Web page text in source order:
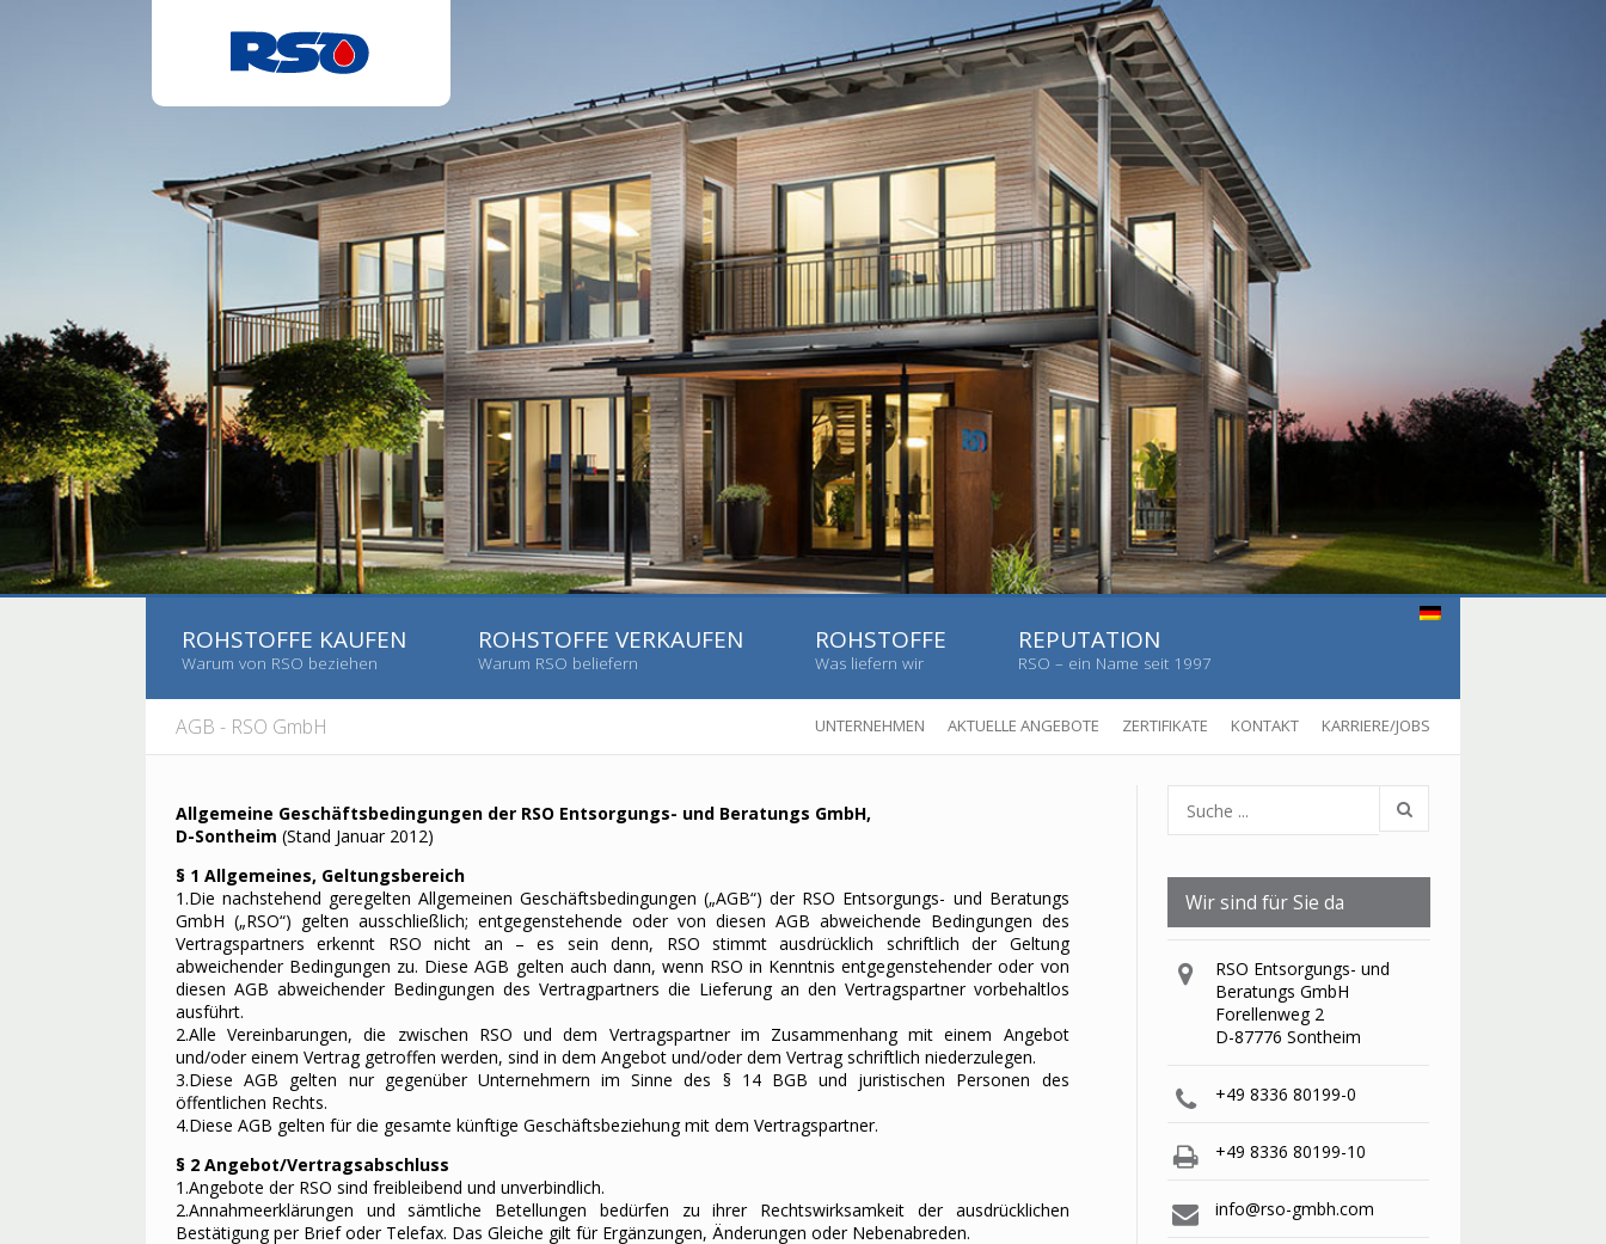
ROHSTOFFE KAUFEN
Warum von RSO beziehen
ROHSTOFFE VERKAUFEN
Warum RSO beliefern
ROHSTOFFE
Was liefern wir
REPUTATION
RSO – ein Name seit 1997
AGB - RSO GmbH UNTERNEHMEN AKTUELLE ANGEBOTE ZERTIFIKATE KONTAKT KARRIERE/JOBS
Allgemeine Geschäftsbedingungen der RSO Entsorgungs- und Beratungs GmbH,
D-Sontheim (Stand Januar 2012)
§ 1 Allgemeines, Geltungsbereich
1.Die nachstehend geregelten Allgemeinen Geschäftsbedingungen („AGB“) der RSO Entsorgungs- und Beratungs
GmbH („RSO“) gelten ausschließlich; entgegenstehende oder von diesen AGB abweichende Bedingungen des
Vertragspartners erkennt RSO nicht an – es sein denn, RSO stimmt ausdrücklich schriftlich der Geltung
abweichender Bedingungen zu. Diese AGB gelten auch dann, wenn RSO in Kenntnis entgegenstehender oder von
diesen AGB abweichender Bedingungen des Vertragpartners die Lieferung an den Vertragspartner vorbehaltlos
ausführt.
2.Alle Vereinbarungen, die zwischen RSO und dem Vertragspartner im Zusammenhang mit einem Angebot
und/oder einem Vertrag getroffen werden, sind in dem Angebot und/oder dem Vertrag schriftlich niederzulegen.
3.Diese AGB gelten nur gegenüber Unternehmern im Sinne des § 14 BGB und juristischen Personen des
öffentlichen Rechts.
4.Diese AGB gelten für die gesamte künftige Geschäftsbeziehung mit dem Vertragspartner.
§ 2 Angebot/Vertragsabschluss
1.Angebote der RSO sind freibleibend und unverbindlich.
2.Annahmeerklärungen und sämtliche Betellungen bedürfen zu ihrer Rechtswirksamkeit der ausdrücklichen
Bestätigung per Brief oder Telefax. Das Gleiche gilt für Ergänzungen, Änderungen oder Nebenabreden.
Wir sind für Sie da
RSO Entsorgungs- und
Beratungs GmbH
Forellenweg 2
D-87776 Sontheim
+49 8336 80199-0
+49 8336 80199-10
info@rso-gmbh.com